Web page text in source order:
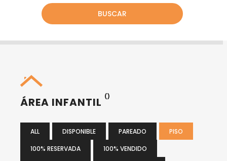
BUSCAR
ÁREA INFANTIL ()
ALL DISPONIBLE PAREADO
PISO
100% RESERVADA
100% VENDIDO